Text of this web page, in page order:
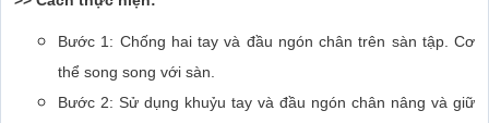
Bước 1: Chống hai tay và đầu ngón chân trên sàn tập. Cơ
thể song song với sàn.
Bước 2: Sử dụng khuỷu tay và đầu ngón chân nâng và giữ